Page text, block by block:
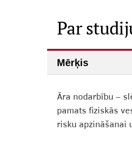
Par
Mērķis
Āra nodarbību –
pamats fiziskās
risku apzināšanai